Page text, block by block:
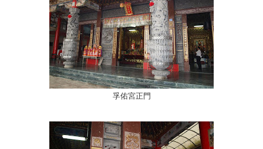
孚佑宮正門